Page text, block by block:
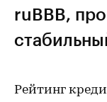
ruBBB,
Рейтинг